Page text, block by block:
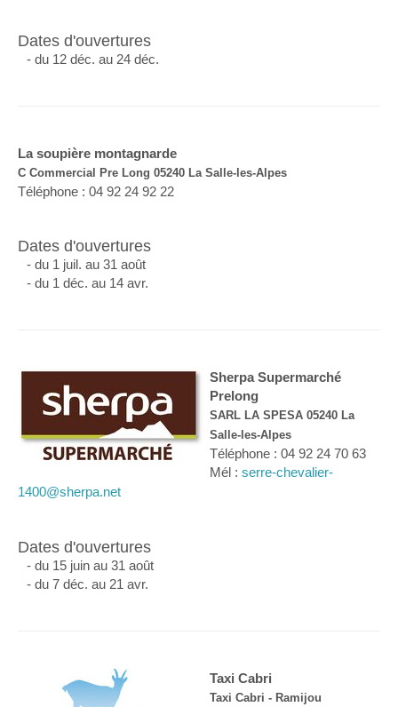
Dates d'ouvertures
- du 12 déc. au 24 déc.
La soupière montagnarde
C Commercial Pre Long 05240 La Salle-les-Alpes
Téléphone : 04 92 24 92 22
Dates d'ouvertures
- du 1 juil. au 31 août
- du 1 déc. au 14 avr.
Sherpa Supermarché
Prelong
SARL LA SPESA 05240 La
Salle-les-Alpes
Téléphone : 04 92 24 70 63
Mél : serre-chevalier-
1400@sherpa.net
Dates d'ouvertures
- du 15 juin au 31 août
- du 7 déc. au 21 avr.
Taxi Cabri
Taxi Cabri - Ramijou